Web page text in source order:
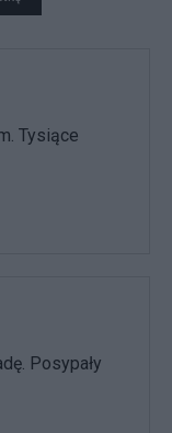
Tysiące
Posypały